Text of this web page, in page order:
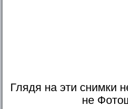
Глядя на эти снимки
не